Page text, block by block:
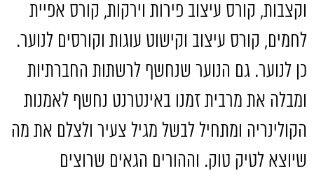
וקצבות, קורס עיצוב פירות וירקות, קורס אפיית
לחמים, קורס עיצוב וקישוט עוגות וקורסים לנוער.
כן לנוער. גם הנוער שנחשף לרשתות החברתיות
ומבלה את מרבית זמנו באינטרנט נחשף לאמנות
הקולינריה ומתחיל לבשל מגיל צעיר ולצלם את מה
שיוצא לטיק טוק. וההורים הגאים שרוצים